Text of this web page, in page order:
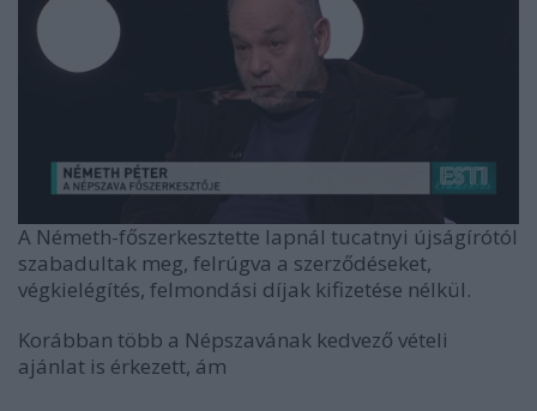
A Németh-főszerkesztette lapnál tucatnyi újságírótól
szabadultak meg, felrúgva a szerződéseket,
végkielégítés, felmondási díjak kifizetése nélkül.
Korábban több a Népszavának kedvező vételi
ajánlat is érkezett, ám